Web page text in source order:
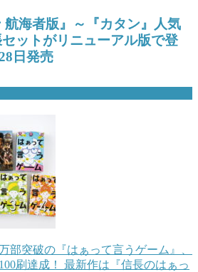
部突破の『はぁって言うゲーム』、
刷達成！ 最新作は『信長のはぁっ